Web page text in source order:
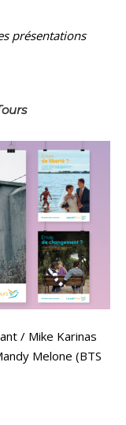
présentations
/ Mike Karinas
Melone (BTS